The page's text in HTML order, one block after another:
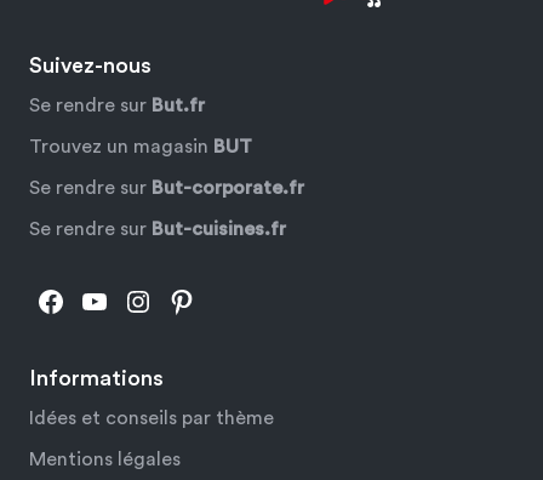
Informations
Idées et conseils par thème
Mentions légales
Suivez-nous
Se rendre sur But.fr
Trouvez un magasin BUT
Se rendre sur But-corporate.fr
Se rendre sur But-cuisines.fr
Facebook
YouTube
Instagram
Pinterest